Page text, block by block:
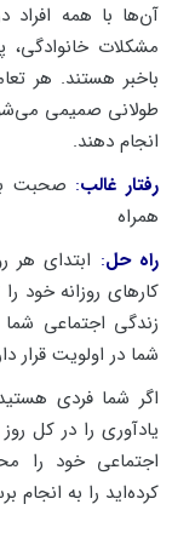
آن‌ها با همه افراد
مشکلات خانوادگی،
باخبر هستند. هر
طولانی صمیمی
انجام دهند.
رفتار غالب: صحبت
همراه
راه حل: ابتدای هر
کارهای روزانه خود
زندگی اجتماعی
شما در اولویت قرار
اگر شما فردی
یادآوری را در کل
اجتماعی خود را
کرده‌اید را به انجام